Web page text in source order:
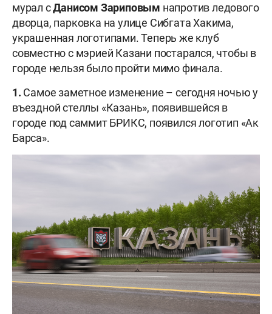
мурал сДанисом Зариповым напротив ледового
дворца, парковка на улице Сибгата Хакима,
украшенная логотипами. Теперь же клуб
совместно с мэрией Казани постарался, чтобы в
городе нельзя было пройти мимо финала.
1. Самое заметное изменение – сегодня ночью у
въездной стеллы «Казань», появившейся в
городе под саммит БРИКС, появился логотип «Ак
Барса».